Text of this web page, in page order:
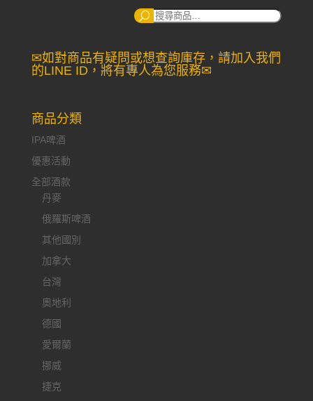
搜
✉如對商品有疑問或想查詢庫存，請加入我們
的LINE ID，將有專人為您服務✉
商品分類
IPA啤酒
優惠活動
全部酒款
丹麥
俄羅斯啤酒
其他國別
加拿大
台灣
奧地利
德國
愛爾蘭
挪威
捷克